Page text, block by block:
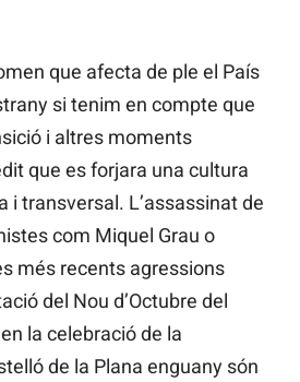
que afecta de ple el País
si tenim en compte que
i altres moments
que es forjara una cultura
i transversal. L’assassinat de
com Miquel Grau o
més recents agressions
del Nou d’Octubre del
la celebració de la
de la Plana enguany són